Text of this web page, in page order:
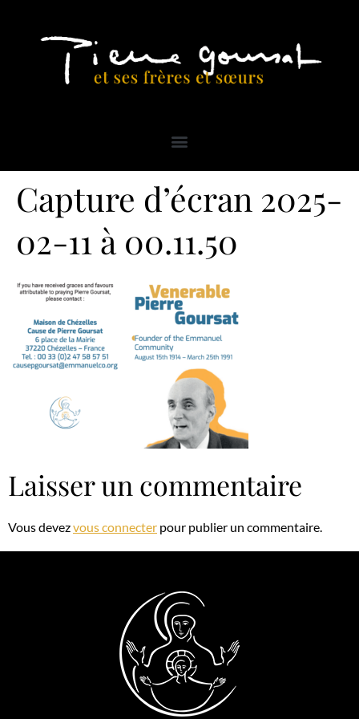
Capture d’écran 2025-
02-11 à 00.11.50
Laisser un commentaire
Vous devezvous connecter pour publier un commentaire.